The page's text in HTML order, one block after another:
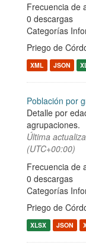
Frecuencia de
0 descargas
Categorías
Priego de
XML JSON
Población por
Detalle por
agrupaciones.
Última
(UTC+00:00)
Frecuencia de
0 descargas
Categorías
Priego de
XLSX JSON